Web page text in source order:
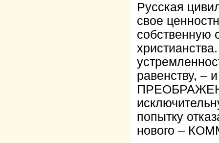
Русская
свое
собственную
равенству, –
попытку
нового –